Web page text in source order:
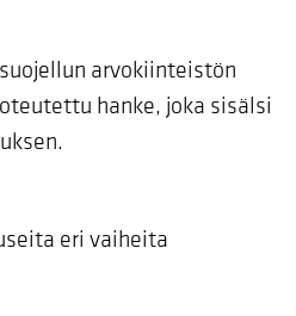
arvokiinteistön
hanke, joka sisälsi
eri vaiheita